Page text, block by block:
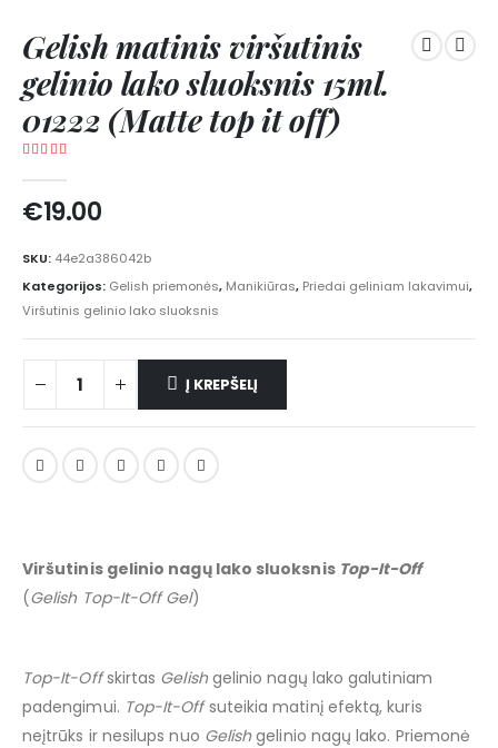
Gelish matinis viršutinis
gelinio lako sluoksnis 15ml.
01222 (Matte top it off)
€19.00
SKU: 44e2a386042b
Kategorijos: Gelish priemonės, Manikiūras, Priedai geliniam lakavimui,
Viršutinis gelinio lako sluoksnis
Į KREPŠELĮ
Viršutinis gelinio nagų lako sluoksnis Top-It-Off
(Gelish Top-It-Off Gel)
Top-It-Offskirtas Gelishgelinio nagų lako galutiniam
padengimui. Top-It-Offsuteikia matinį efektą, kuris
neįtrūks ir nesilups nuo Gelishgelinio nagų lako. Priemonė